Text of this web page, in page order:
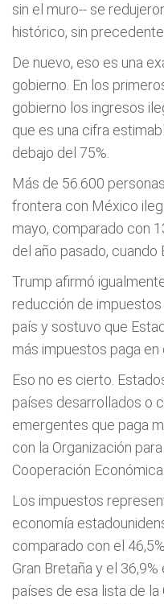
sin el muro-- se
histórico, sin
De nuevo, eso es una
gobierno. En los
gobierno los ingresos
que es una cifra
debajo del 75%.
Más de 56.600
frontera con México
mayo, comparado con
del año pasado, cuando
Trump afirmó
reducción de impuestos
país y sostuvo que
más impuestos paga en
Eso no es cierto.
países desarrollados o
emergentes que paga
con la Organización
Cooperación Económica.
Los impuestos
economía
comparado con el
Gran Bretaña y el
países de esa lista de